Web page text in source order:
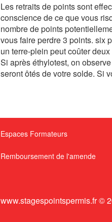
Les retraits de points sont
conscience de ce que vous
nombre de points
vous faire perdre 3 points. six
un terre-plein peut coûter
Si après éthylotest, on
seront ôtés de votre solde. Si
Espaces Formateurs
Remboursement de l'amende
www.stagespointspermis.fr ©